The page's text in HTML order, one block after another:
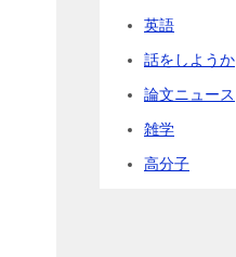
英語
話をしようか
論文ニュース
雑学
高分子